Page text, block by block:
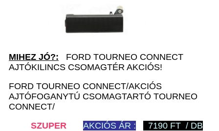
MIHEZ JÓ?: FORD TOURNEO CONNECT
AJTÓKILINCS CSOMAGTÉR AKCIÓS!
FORD TOURNEO CONNECT/AKCIÓS
AJTÓFOGANYTÚ CSOMAGTARTÓ TOURNEO
CONNECT/
SZUPER
AKCIÓS ÁR :
7190 FT / DB